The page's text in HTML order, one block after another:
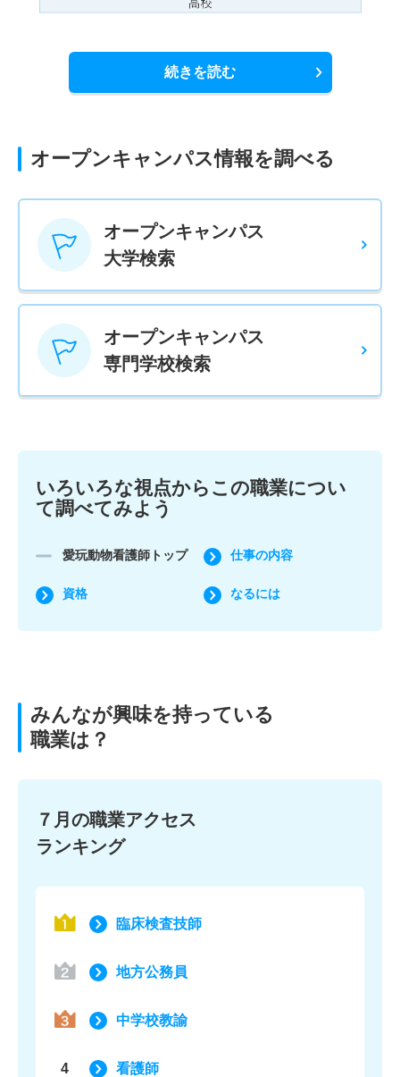
続きを読む
オープンキャンパス情報を調べる
オープンキャンパス
大学検索
オープンキャンパス
専門学校検索
いろいろな視点からこの職業につい
て調べてみよう
愛玩動物看護師トップ 仕事の内容
資格 なるには
みんなが興味を持っている
職業は？
７月の職業アクセス
ランキング
臨床検査技師
地方公務員
中学校教諭
4 看護師